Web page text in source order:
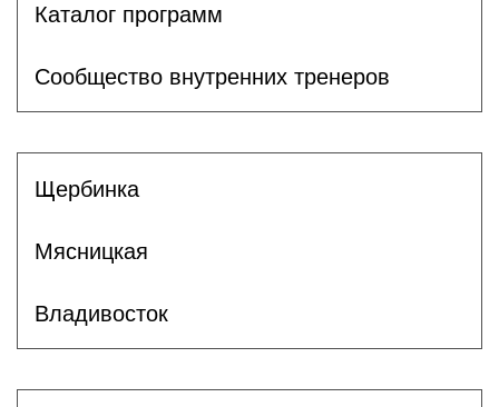
Каталог программ
Сообщество внутренних тренеров
Щербинка
Мясницкая
Владивосток